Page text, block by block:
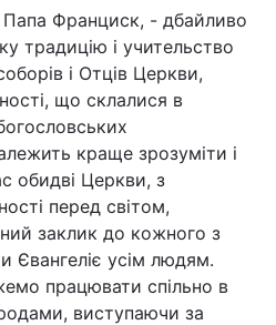
Франциск, - дбайливо
традицію і учительство
і Отців Церкви,
що склалися в
краще зрозуміти і
обидві Церкви, з
перед світом,
заклик до кожного з
Євангеліє усім людям.
працювати спільно в
виступаючи за